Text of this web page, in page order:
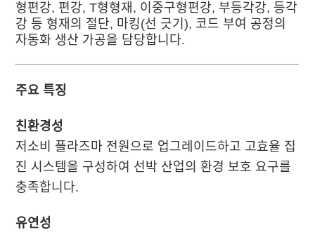
형편강, 편강, T형형재, 이중구형편강, 부등각강, 등각
강 등 형재의 절단, 마킹(선 긋기), 코드 부여 공정의
자동화 생산 가공을 담당합니다.
주요 특징
친환경성
저소비 플라즈마 전원으로 업그레이드하고 고효율 집
진 시스템을 구성하여 선박 산업의 환경 보호 요구를
충족합니다.
유연성